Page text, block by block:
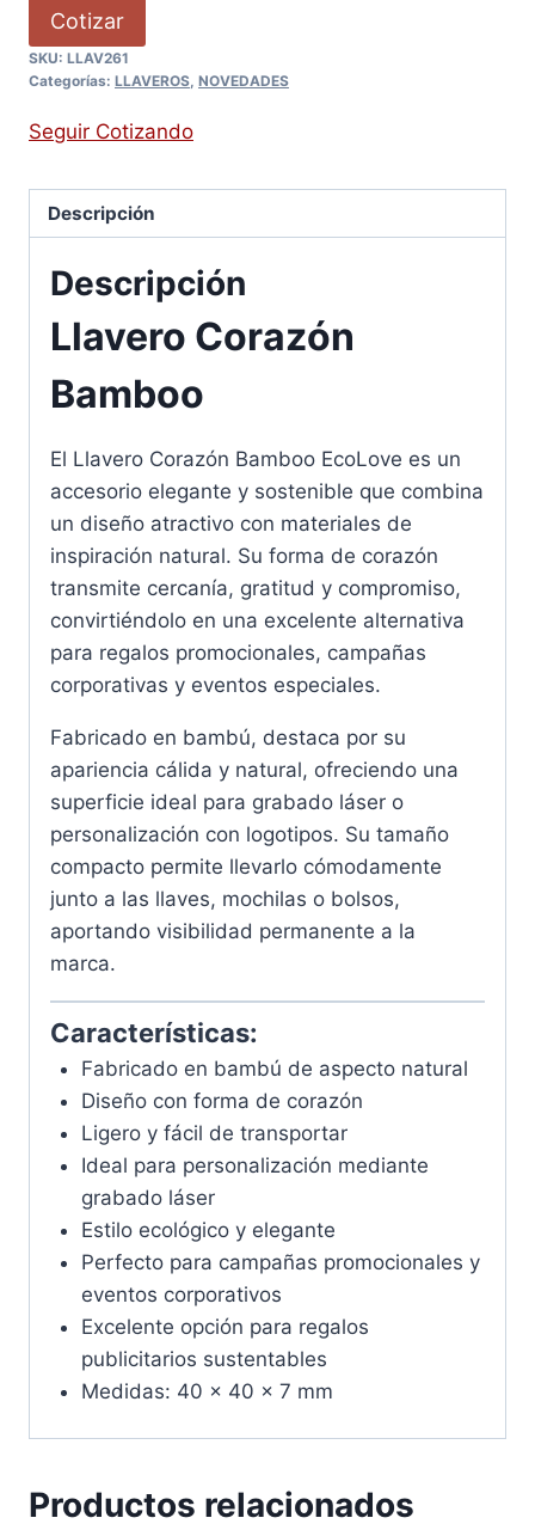
Cotizar
SKU: LLAV261
Categorías: LLAVEROS, NOVEDADES
Seguir Cotizando
Descripción
Descripción
Llavero Corazón
Bamboo
El Llavero Corazón Bamboo EcoLove es un
accesorio elegante y sostenible que combina
un diseño atractivo con materiales de
inspiración natural. Su forma de corazón
transmite cercanía, gratitud y compromiso,
convirtiéndolo en una excelente alternativa
para regalos promocionales, campañas
corporativas y eventos especiales.
Fabricado en bambú, destaca por su
apariencia cálida y natural, ofreciendo una
superficie ideal para grabado láser o
personalización con logotipos. Su tamaño
compacto permite llevarlo cómodamente
junto a las llaves, mochilas o bolsos,
aportando visibilidad permanente a la
marca.
Características:
Fabricado en bambú de aspecto natural
Diseño con forma de corazón
Ligero y fácil de transportar
Ideal para personalización mediante
grabado láser
Estilo ecológico y elegante
Perfecto para campañas promocionales y
eventos corporativos
Excelente opción para regalos
publicitarios sustentables
Medidas: 40 x 40 x 7 mm
Productos relacionados